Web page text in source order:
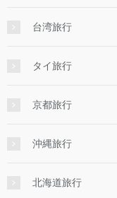
台湾旅行
タイ旅行
京都旅行
沖縄旅行
北海道旅行